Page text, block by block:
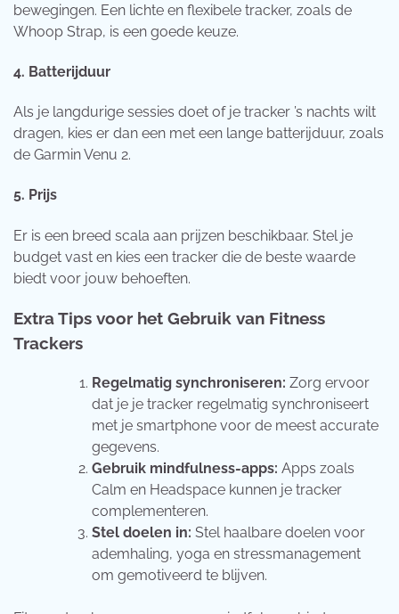
bewegingen. Een lichte en flexibele tracker, zoals de
Whoop Strap, is een goede keuze.
4. Batterijduur
Als je langdurige sessies doet of je tracker ’s nachts wilt
dragen, kies er dan een met een lange batterijduur, zoals
de Garmin Venu 2.
5. Prijs
Er is een breed scala aan prijzen beschikbaar. Stel je
budget vast en kies een tracker die de beste waarde
biedt voor jouw behoeften.
Extra Tips voor het Gebruik van Fitness
Trackers
Regelmatig synchroniseren: Zorg ervoor
dat je je tracker regelmatig synchroniseert
met je smartphone voor de meest accurate
gegevens.
Gebruik mindfulness-apps: Apps zoals
Calm en Headspace kunnen je tracker
complementeren.
Stel doelen in: Stel haalbare doelen voor
ademhaling, yoga en stressmanagement
om gemotiveerd te blijven.